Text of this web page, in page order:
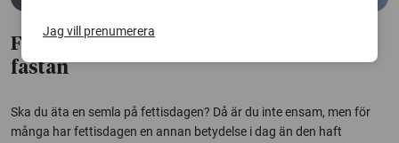
Fettisdagen: En sista njutning innan
fastan
Ska du äta en semla på fettisdagen? Då är du inte ensam, men för
många har fettisdagen en annan betydelse i dag än den haft
Jag vill prenumerera